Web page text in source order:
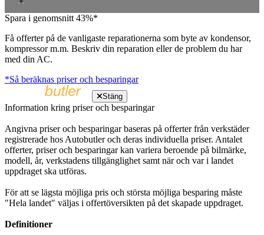
Spara i genomsnitt 43%*
Få offerter på de vanligaste reparationerna som byte av kondensor,
kompressor m.m. Beskriv din reparation eller de problem du har
med din AC.
*Så beräknas priser och besparingar
Stäng
Information kring priser och besparingar
Angivna priser och besparingar baseras på offerter från verkstäder
registrerade hos Autobutler och deras individuella priser. Antalet
offerter, priser och besparingar kan variera beroende på bilmärke,
modell, år, verkstadens tillgänglighet samt när och var i landet
uppdraget ska utföras.
För att se lägsta möjliga pris och största möjliga besparing måste
"Hela landet" väljas i offertöversikten på det skapade uppdraget.
Definitioner